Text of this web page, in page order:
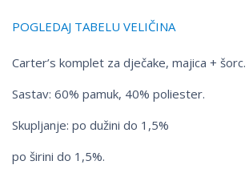
POGLEDAJ TABELU VELIČINA
Carter’s komplet za dječake, majica + šorc.
Sastav: 60% pamuk, 40% poliester.
Skupljanje: po dužini do 1,5%
po širini do 1,5%.